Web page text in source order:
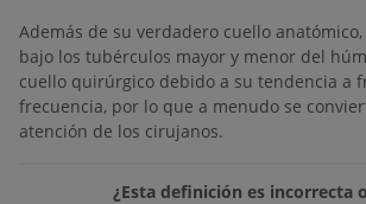
Además de su verdadero cuello
bajo los tubérculos mayor y menor del
cuello quirúrgico debido a su tendencia a
frecuencia, por lo que a menudo se
atención de los cirujanos.
¿Esta definición es incorrecta